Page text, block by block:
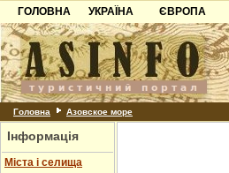
ГОЛОВНА
УКРАЇНА
Карпати
Азов
Причорноморря
Шацьк
ЄВРОПА
Чорногорія
Хорватія
Болгарія
Головна Азовское море
Інформація
Міста і селища